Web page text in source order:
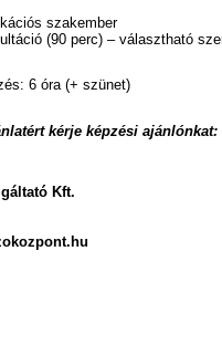
szakember
(90 perc) – választható
6 óra (+ szünet)
kérje képzési ajánlónkat:
Kft.